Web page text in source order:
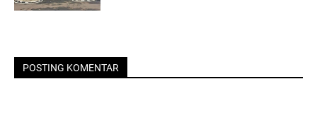
POSTING KOMENTAR